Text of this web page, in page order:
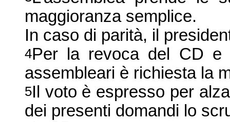
maggioranza semplice.
In caso di parità, il
4Per la revoca del CD e
assembleari è richiesta la
5Il voto è espresso per
dei presenti domandi lo